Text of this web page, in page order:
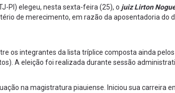
PI) elegeu, nesta sexta-feira (25), o juiz Lirton
de merecimento, em razão da aposentadoria do
os integrantes da lista tríplice composta ainda
A eleição foi realizada durante sessão
na magistratura piauiense. Iniciou sua carreira